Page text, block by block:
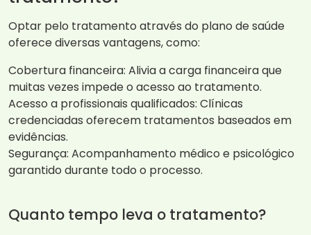
Optar pelo tratamento através do plano de saúde
oferece diversas vantagens, como:
Cobertura financeira: Alivia a carga financeira que
muitas vezes impede o acesso ao tratamento.
Acesso a profissionais qualificados: Clínicas
credenciadas oferecem tratamentos baseados em
evidências.
Segurança: Acompanhamento médico e psicológico
garantido durante todo o processo.
Quanto tempo leva o tratamento?